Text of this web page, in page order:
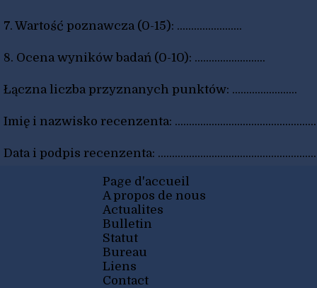
Page d'accueil
A propos de nous
Actualites
Bulletin
Statut
Bureau
Liens
Contact
7. Wartość poznawcza (0-15): .......................
8. Ocena wyników badań (0-10): .........................
Łączna liczba przyznanych punktów: .......................
Imię i nazwisko recenzenta:
Data i podpis recenzenta: